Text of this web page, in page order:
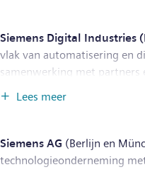
Siemens Digital Industries
vlak van automatisering en
samenwerking met
transformatie in de proces-
producten, oplossingen en
waardeketen te integreren
Lees meer
Siemens AG (Berlijn en
technologieonderneming